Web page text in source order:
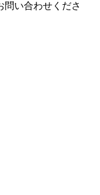
問い合わせくださ